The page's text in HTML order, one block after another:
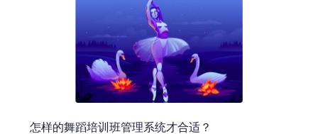
怎样的舞蹈培训班管理系统才合适？